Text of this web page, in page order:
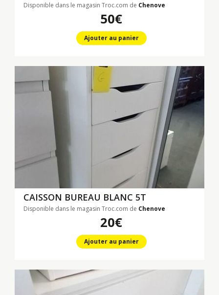
Disponible dans le magasin Troc.com de Chenove
50€
Ajouter au panier
CAISSON BUREAU BLANC 5T
Disponible dans le magasin Troc.com de Chenove
20€
Ajouter au panier